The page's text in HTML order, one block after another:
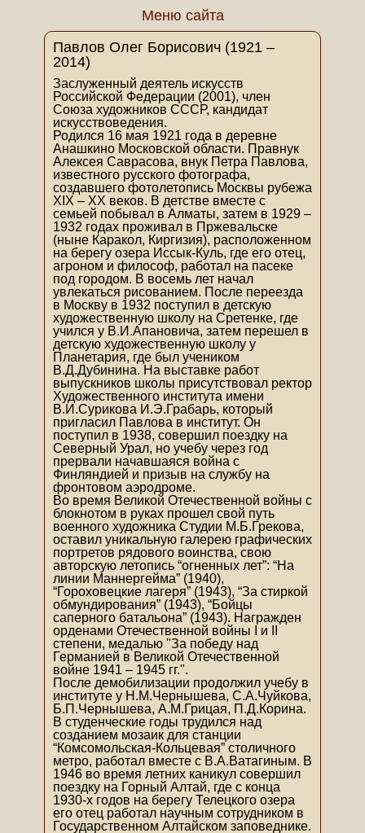
Меню сайта
Павлов Олег Борисович (1921 –
2014)
Заслуженный деятель искусств
Российской Федерации (2001), член
Союза художников СССР, кандидат
искусствоведения.
Родился 16 мая 1921 года в деревне
Анашкино Московской области. Правнук
Алексея Саврасова, внук Петра Павлова,
известного русского фотографа,
создавшего фотолетопись Москвы рубежа
XIX – XX веков. В детстве вместе с
семьей побывал в Алматы, затем в 1929 –
1932 годах проживал в Пржевальске
(ныне Каракол, Киргизия), расположенном
на берегу озера Иссык-Куль, где его отец,
агроном и философ, работал на пасеке
под городом. В восемь лет начал
увлекаться рисованием. После переезда
в Москву в 1932 поступил в детскую
художественную школу на Сретенке, где
учился у В.И.Апановича, затем перешел в
детскую художественную школу у
Планетария, где был учеником
В.Д.Дубинина. На выставке работ
выпускников школы присутствовал ректор
Художественного института имени
В.И.Сурикова И.Э.Грабарь, который
пригласил Павлова в институт. Он
поступил в 1938, совершил поездку на
Северный Урал, но учебу через год
прервали начавшаяся война с
Финляндией и призыв на службу на
фронтовом аэродроме.
Во время Великой Отечественной войны с
блокнотом в руках прошел свой путь
военного художника Студии М.Б.Грекова,
оставил уникальную галерею графических
портретов рядового воинства, свою
авторскую летопись “огненных лет”: “На
линии Маннергейма” (1940),
“Гороховецкие лагеря” (1943), “За стиркой
обмундирования” (1943), “Бойцы
саперного батальона” (1943). Награжден
орденами Отечественной войны I и II
степени, медалью "За победу над
Германией в Великой Отечественной
войне 1941 – 1945 гг.".
После демобилизации продолжил учебу в
институте у Н.М.Чернышева, С.А.Чуйкова,
Б.П.Чернышева, А.М.Грицая, П.Д.Корина.
В студенческие годы трудился над
созданием мозаик для станции
“Комсомольская-Кольцевая” столичного
метро, работал вместе с В.А.Ватагиным. В
1946 во время летних каникул совершил
поездку на Горный Алтай, где с конца
1930-х годов на берегу Телецкого озера
его отец работал научным сотрудником в
Государственном Алтайском заповеднике.